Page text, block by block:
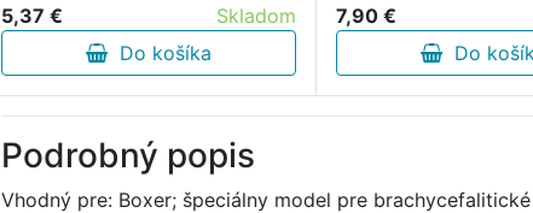
5,37 €
Skladom
Do košíka
7,90 €
Do
Podrobný popis
Vhodný pre: Boxer; špeciálny model pre